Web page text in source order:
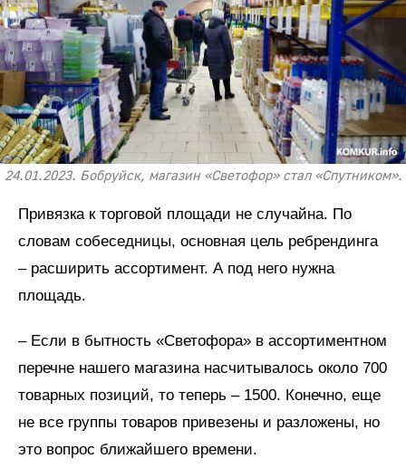
24.01.2023. Бобруйск, магазин «Светофор» стал «Спутником».
Привязка к торговой площади не случайна. По
словам собеседницы, основная цель ребрендинга
– расширить ассортимент. А под него нужна
площадь.
– Если в бытность «Светофора» в ассортиментном
перечне нашего магазина насчитывалось около 700
товарных позиций, то теперь – 1500. Конечно, еще
не все группы товаров привезены и разложены, но
это вопрос ближайшего времени.